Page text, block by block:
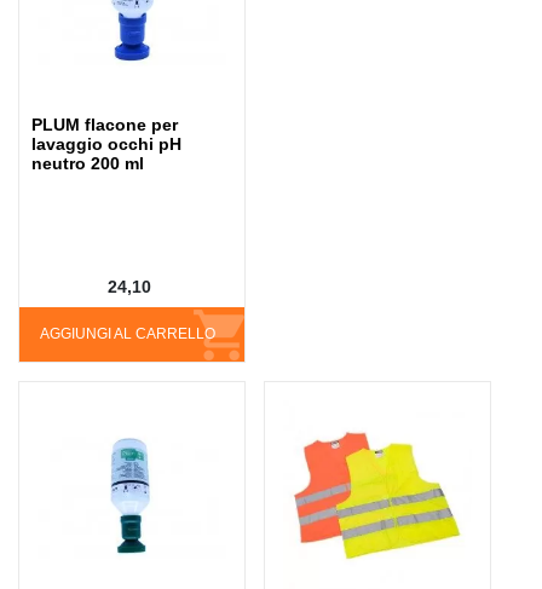
PLUM flacone per
lavaggio occhi pH
neutro 200 ml
AGGIUNGI AL CARRELLO
24,10